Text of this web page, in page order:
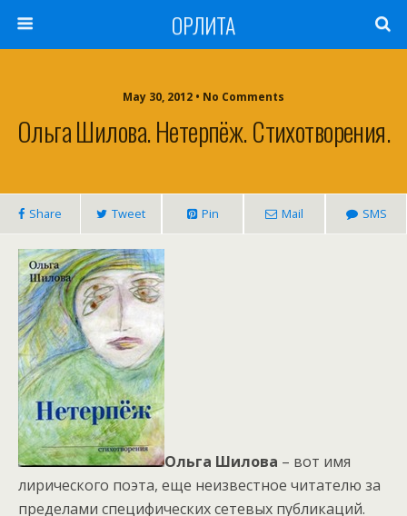
ОРЛИТА
May 30, 2012 • No Comments
Ольга Шилова. Нетерпёж. Стихотворения.
Share Tweet Pin Mail SMS
Ольга Шилова – вот имя
лирического поэта, еще неизвестное читателю за
пределами специфических сетевых публикаций.